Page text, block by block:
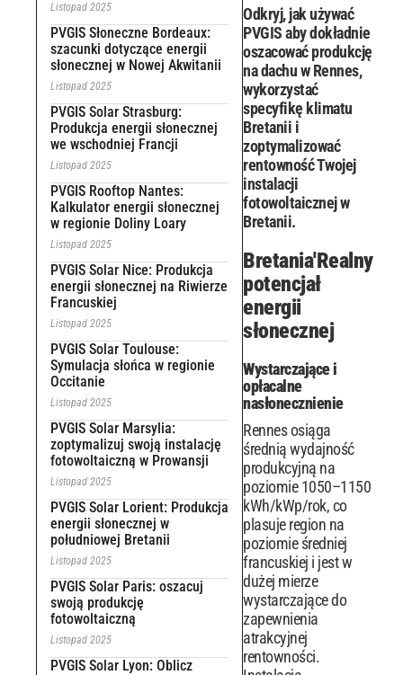
Listopad 2025
PVGIS Słoneczne Bordeaux:
szacunki dotyczące energii
słonecznej w Nowej Akwitanii
Listopad 2025
PVGIS Solar Strasburg:
Produkcja energii słonecznej
we wschodniej Francji
Listopad 2025
PVGIS Rooftop Nantes:
Kalkulator energii słonecznej
w regionie Doliny Loary
Listopad 2025
PVGIS Solar Nice: Produkcja
energii słonecznej na Riwierze
Francuskiej
Listopad 2025
PVGIS Solar Toulouse:
Symulacja słońca w regionie
Occitanie
Listopad 2025
PVGIS Solar Marsylia:
zoptymalizuj swoją instalację
fotowoltaiczną w Prowansji
Listopad 2025
PVGIS Solar Lorient: Produkcja
energii słonecznej w
południowej Bretanii
Listopad 2025
PVGIS Solar Paris: oszacuj
swoją produkcję
fotowoltaiczną
Listopad 2025
PVGIS Solar Lyon: Oblicz
Odkryj, jak używać
PVGIS aby dokładnie
oszacować produkcję
na dachu w Rennes,
wykorzystać
specyfikę klimatu
Bretanii i
zoptymalizować
rentowność Twojej
instalacji
fotowoltaicznej w
Bretanii.
Bretania'Realny
potencjał
energii
słonecznej
Wystarczające i
opłacalne
nasłonecznienie
Rennes osiąga
średnią wydajność
produkcyjną na
poziomie 1050–1150
kWh/kWp/rok, co
plasuje region na
poziomie średniej
francuskiej i jest w
dużej mierze
wystarczające do
zapewnienia
atrakcyjnej
rentowności.